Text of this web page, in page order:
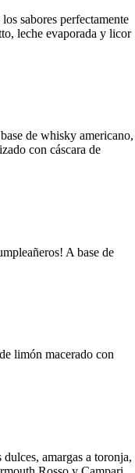
sabores perfectamente
leche evaporada y licor
de whisky americano,
con cáscara de
A base de
limón macerado con
amargas a toronja,